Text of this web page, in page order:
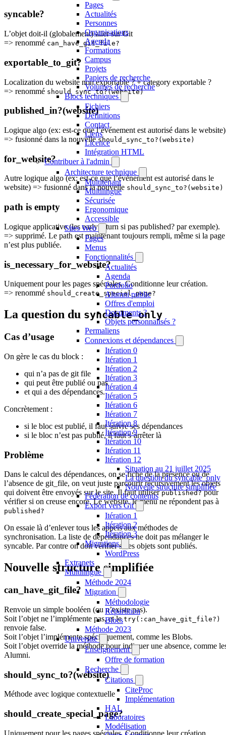
Pages
Actualités
Personnes
Organisations
Agenda
Formations
Campus
Projets
Papiers de recherche
Volumes de recherche
Blocs techniques
Fichiers
Définitions
Contact
Liens
Licence
Intégration HTML
Contribuer à l'admin
Architecture technique
Multitenant
Multilingue
Sécurisée
Ergonomique
Accessible
Sites Web
Pages
Menus
Fonctionnalités
Actualités
Agenda
Portfolio
Alumni public
Offres d'emploi
Documents ?
Objets personnalisés ?
Permaliens
Connexions et dépendances
Itération 0
Itération 1
Itération 2
Itération 3
Itération 4
Itération 5
Itération 6
Itération 7
Itération 8
Itération 9
Itération 10
Itération 11
Itération 12
Situation au 21 juillet 2025
La question du syncable_only
Nouvelle structure simplifiée
Fédération de contenus
Export vers Git
Itération 1
Itération 2
Itération 3
Migrations
WordPress
Extranets
Multilingue
Méthode 2024
Migration
Méthodologie
Répartition
Blocs
Méthode 2023
Université
Enseignement
Offre de formation
Recherche
Citations
CiteProc
Implémentation
HAL
Laboratoires
Modélisation
syncable?
L’objet doit-il (globalement) aller sur Git
=> renommé can_have_git_file?
exportable_to_git?
Localization du website non exportable ? + category exportable ?
=> renommé should_sync_to?(website)
published_in?(website)
Logique algo (ex: est-ce que l’événement est autorisé dans le website)
=> fusionné dans la nouvelleshould_sync_to?(website)
for_website?
Autre logique algo (ex: est-ce que l’événement est autorisé dans le
website) => fusionné dans la nouvelle should_sync_to?(website)
path is empty
Logique applicative (les early return si pas published? par exemple).
=> supprimé. Le path est maintenant toujours rempli, même si la page
n’est plus publiée.
is_necessary_for_website?
Uniquement pour les pages spéciales. Conditionne leur création.
=> renommé should_create_special_page?
La question du syncable_only
Cas d’usage
On gère le cas du block :
qui n’a pas de git file
qui peut être publié ou pas
et qui a des dépendances.
Concrètement :
si le bloc est publié, il faut suivre ses dépendances
si le bloc n’est pas publié, il faut s’arrêter là
Problème
Dans le calcul des dépendances, on se fiche de la présence ou de
l’absence de git_file, on veut juste parcourir récursivement les objets
qui doivent être envoyés sur le site. Il faut utiliserpublished?pour
vérifier si on creuse encore. Le website, le menu ne répondent pas à
published?
On essaie là d’enlever tous les appels aux méthodes de
synchronisation. La liste de dépendances ne doit pas mélanger le
syncable. Par contre on doit vérifier si les objets sont publiés.
Nouvelle structure simplifiée
can_have_git_file?
Renvoie un simple booléen (ou n’existe pas).
Soit l’objet ne l’implémente pas, et letry(:can_have_git_file?)
renvoie false.
Soit l’objet l’implémente spécifiquement, comme les Blobs.
Soit l’objet override la méthode pour indiquer une absence, comme
Alumni.
should_sync_to?(website)
Méthode avec logique contextuelle
should_create_special_page?
Uniquement pour les pages spéciales. Conditionne leur création